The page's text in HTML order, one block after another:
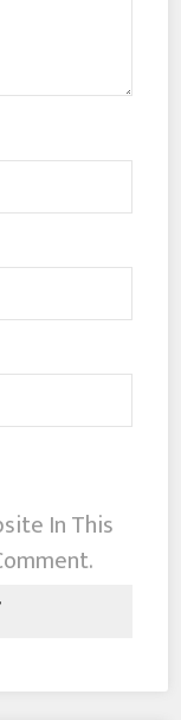
In This